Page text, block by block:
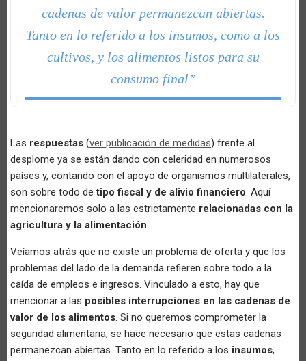
cadenas de valor permanezcan abiertas.
Tanto en lo referido a los insumos, como a los
cultivos, y los alimentos listos para su
consumo final”
Las respuestas (ver publicación de medidas) frente al
desplome ya se están dando con celeridad en numerosos
países y, contando con el apoyo de organismos multilaterales,
son sobre todo detipo fiscal y de alivio financiero. Aquí
mencionaremos solo a las estrictamente relacionadas con la
agricultura y la alimentación.
Veíamos atrás que no existe un problema de oferta y que los
problemas del lado de la demanda refieren sobre todo a la
caída de empleos e ingresos. Vinculado a esto, hay que
mencionar a las posibles interrupciones en las cadenas de
valor de los alimentos. Si no queremos comprometer la
seguridad alimentaria, se hace necesario que estas cadenas
permanezcan abiertas. Tanto en lo referido a los insumos,